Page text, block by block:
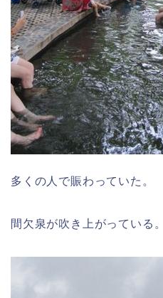
多くの人で賑わっていた。
間欠泉が吹き上がっている。